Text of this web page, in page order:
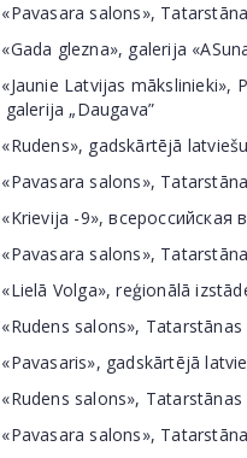
salons»,
glezna», galerija
Latvijas
galerija „Daugava”
gadskārtējā
salons»,
-9»,
salons»,
Volga», reģionālā
salons»,
gadskārtējā
salons»,
salons»,